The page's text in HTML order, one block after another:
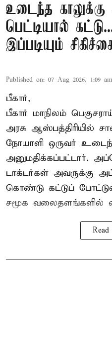
உடைந்த
பெட்டியால்
இப்படியும்
Published on: 07 Aug 2026, 1:09 am
பீகார்,
பீகார் மாநிலம்
அரசு ஆஸ்பத்திரியில்
நோயாளி ஒருவர்
அனுமதிக்கப்பட்டார்.
டாக்டர்கள் அவருக்கு
கொண்டு கட்டுப்
சமூக வலைதளங்களில்